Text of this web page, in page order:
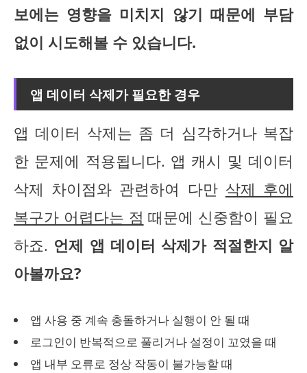
보에는 영향을 미치지 않기 때문에 부담
없이 시도해볼 수 있습니다.
앱 데이터 삭제가 필요한 경우
앱 데이터 삭제는 좀 더 심각하거나 복잡
한 문제에 적용됩니다. 앱 캐시 및 데이터
삭제 차이점와 관련하여 다만 삭제 후에
복구가 어렵다는 점 때문에 신중함이 필요
하죠. 언제 앱 데이터 삭제가 적절한지 알
아볼까요?
앱 사용 중 계속 충돌하거나 실행이 안 될 때
로그인이 반복적으로 풀리거나 설정이 꼬였을 때
앱 내부 오류로 정상 작동이 불가능할 때